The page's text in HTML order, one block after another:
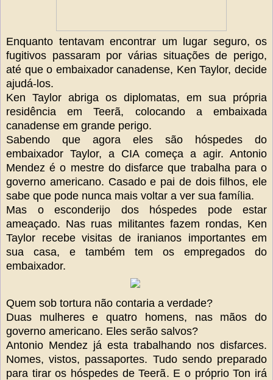
Enquanto tentavam encontrar um lugar seguro, os
fugitivos passaram por várias situações de perigo,
até que o embaixador canadense, Ken Taylor, decide
ajudá-los.
Ken Taylor abriga os diplomatas, em sua própria
residência em Teerã, colocando a embaixada
canadense em grande perigo.
Sabendo que agora eles são hóspedes do
embaixador Taylor, a CIA começa a agir. Antonio
Mendez é o mestre do disfarce que trabalha para o
governo americano. Casado e pai de dois filhos, ele
sabe que pode nunca mais voltar a ver sua família.
Mas o esconderijo dos hóspedes pode estar
ameaçado. Nas ruas militantes fazem rondas, Ken
Taylor recebe visitas de iranianos importantes em
sua casa, e também tem os empregados do
embaixador.
Quem sob tortura não contaria a verdade?
Duas mulheres e quatro homens, nas mãos do
governo americano. Eles serão salvos?
Antonio Mendez já esta trabalhando nos disfarces.
Nomes, vistos, passaportes. Tudo sendo preparado
para tirar os hóspedes de Teerã. E o próprio Ton irá